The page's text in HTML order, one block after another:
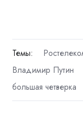
Темы:
Владимир Путин
большая четверка